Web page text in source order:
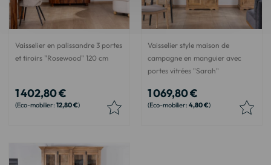
Vaisselier en palissandre 3 portes
et tiroirs "Rosewood" 120 cm
1 402,80 €
12,80 €
Vaisselier style maison de
campagne en manguier avec
portes vitrées "Sarah"
1 069,80 €
4,80 €